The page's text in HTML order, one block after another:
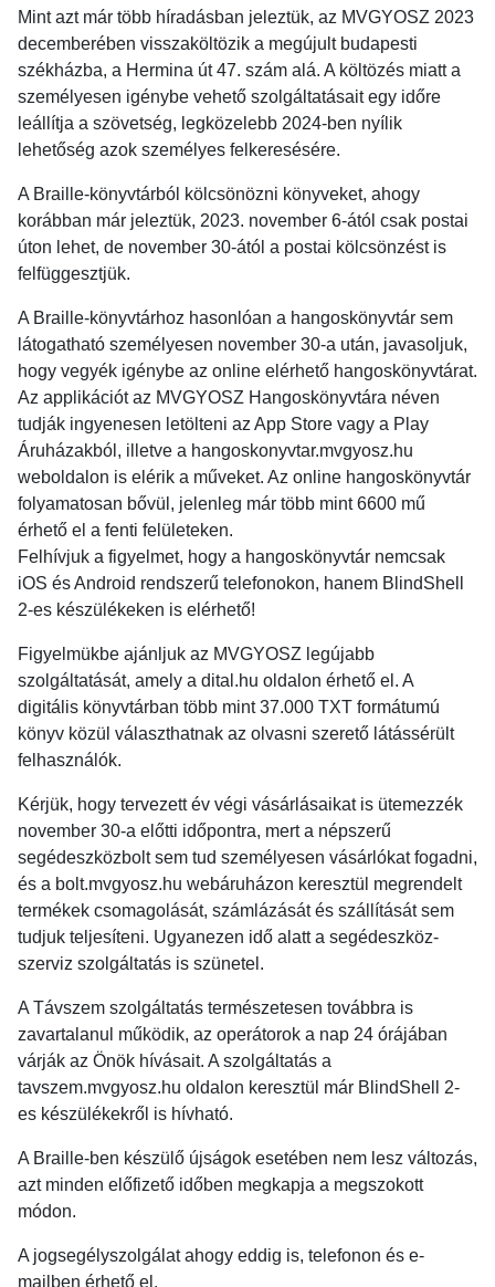
Mint azt már több híradásban jeleztük, az MVGYOSZ 2023
decemberében visszaköltözik a megújult budapesti
székházba, a Hermina út 47. szám alá. A költözés miatt a
személyesen igénybe vehető szolgáltatásait egy időre
leállítja a szövetség, legközelebb 2024-ben nyílik
lehetőség azok személyes felkeresésére.
A Braille-könyvtárból kölcsönözni könyveket, ahogy
korábban már jeleztük, 2023. november 6-ától csak postai
úton lehet, de november 30-ától a postai kölcsönzést is
felfüggesztjük.
A Braille-könyvtárhoz hasonlóan a hangoskönyvtár sem
látogatható személyesen november 30-a után, javasoljuk,
hogy vegyék igénybe az online elérhető hangoskönyvtárat.
Az applikációt az MVGYOSZ Hangoskönyvtára néven
tudják ingyenesen letölteni az App Store vagy a Play
Áruházakból, illetve a hangoskonyvtar.mvgyosz.hu
weboldalon is elérik a műveket. Az online hangoskönyvtár
folyamatosan bővül, jelenleg már több mint 6600 mű
érhető el a fenti felületeken.
Felhívjuk a figyelmet, hogy a hangoskönyvtár nemcsak
iOS és Android rendszerű telefonokon, hanem BlindShell
2-es készülékeken is elérhető!
Figyelmükbe ajánljuk az MVGYOSZ legújabb
szolgáltatását, amely a dital.hu oldalon érhető el. A
digitális könyvtárban több mint 37.000 TXT formátumú
könyv közül választhatnak az olvasni szerető látássérült
felhasználók.
Kérjük, hogy tervezett év végi vásárlásaikat is ütemezzék
november 30-a előtti időpontra, mert a népszerű
segédeszközbolt sem tud személyesen vásárlókat fogadni,
és a bolt.mvgyosz.hu webáruházon keresztül megrendelt
termékek csomagolását, számlázását és szállítását sem
tudjuk teljesíteni. Ugyanezen idő alatt a segédeszköz-
szerviz szolgáltatás is szünetel.
A Távszem szolgáltatás természetesen továbbra is
zavartalanul működik, az operátorok a nap 24 órájában
várják az Önök hívásait. A szolgáltatás a
tavszem.mvgyosz.hu oldalon keresztül már BlindShell 2-
es készülékekről is hívható.
A Braille-ben készülő újságok esetében nem lesz változás,
azt minden előfizető időben megkapja a megszokott
módon.
A jogsegélyszolgálat ahogy eddig is, telefonon és e-
mailben érhető el.